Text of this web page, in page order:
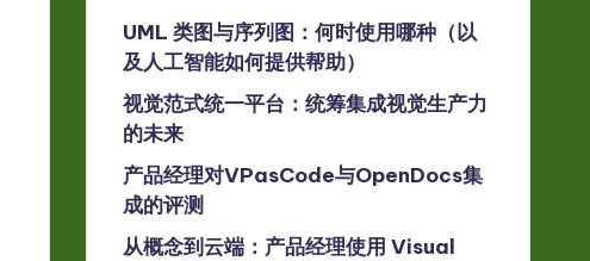
UML 类图与序列图：何时使用哪种（以
及人工智能如何提供帮助）
视觉范式统一平台：统筹集成视觉生产力
的未来
产品经理对VPasCode与OpenDocs集
成的评测
从概念到云端：产品经理使用 Visual